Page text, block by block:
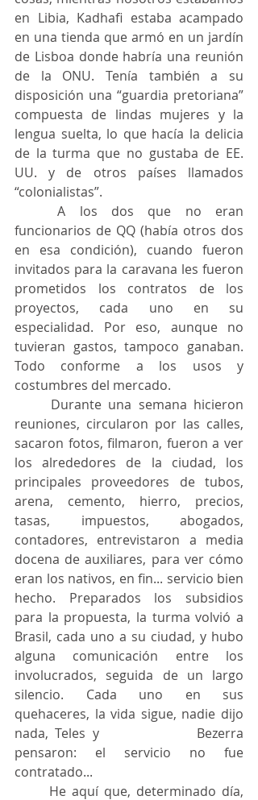
en Libia, Kadhafi estaba acampado
en una tienda que armó en un jardín
de Lisboa donde habría una reunión
de la ONU. Tenía también a su
disposición una “guardia pretoriana”
compuesta de lindas mujeres y la
lengua suelta, lo que hacía la delicia
de la turma que no gustaba de EE.
UU. y de otros países llamados
“colonialistas”.
	A los dos que no eran
funcionarios de QQ (había otros dos
en esa condición), cuando fueron
invitados para la caravana les fueron
prometidos los contratos de los
proyectos, cada uno en su
especialidad. Por eso, aunque no
tuvieran gastos, tampoco ganaban.
Todo conforme a los usos y
costumbres del mercado.
reuniones, circularon por las calles,
sacaron fotos, filmaron, fueron a ver
los alrededores de la ciudad, los
principales proveedores de tubos,
arena, cemento, hierro, precios,
tasas, impuestos, abogados,
contadores, entrevistaron a media
docena de auxiliares, para ver cómo
eran los nativos, en fin... servicio bien
hecho. Preparados los subsidios
para la propuesta, la turma volvió a
Brasil, cada uno a su ciudad, y hubo
alguna comunicación entre los
involucrados, seguida de un largo
silencio. Cada uno en sus
quehaceres, la vida sigue, nadie dijo
nada, Teles y 			Bezerra
pensaron: el servicio no fue
contratado...